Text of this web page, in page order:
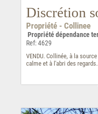
Discrétion
Propriété - Collinee
Propriété dépendance
Ref: 4629
VENDU. Collinée, à la
calme et à l'abri des